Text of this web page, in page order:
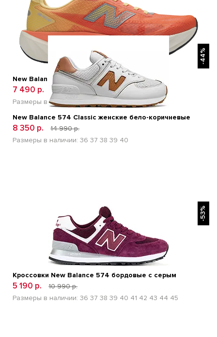
New Balance FuelCell Rebel v5 Orange
7 490 р.
12 600 р.
Размеры в наличии:41 42 43 44 45
-44%
New Balance 574 Classic женские бело-коричневые
8 350 р.
14 990 р.
Размеры в наличии: 36 37 38 39 40
-53%
Кроссовки New Balance 574 бордовые с серым
5 190 р.
10 990 р.
Размеры в наличии: 36 37 38 39 40 41 42 43 44 45